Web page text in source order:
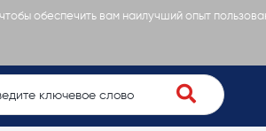
обеспечить вам наилучший опыт